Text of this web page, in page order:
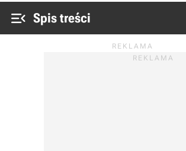
 Spis treści